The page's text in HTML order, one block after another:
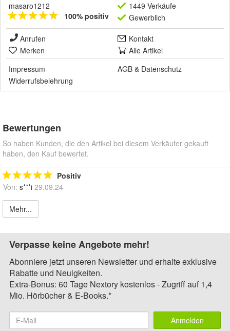
masaro1212
100% positiv
1449 Verkäufe
Gewerblich
Anrufen
Kontakt
Merken
Alle Artikel
Impressum
AGB & Datenschutz
Widerrufsbelehrung
Bewertungen
So haben Kunden, die den Artikel bei diesem Verkäufer gekauft
haben, den Kauf bewertet.
Positiv
Von: s***i 29.09.24
Mehr...
Verpasse keine Angebote mehr!
Abonniere jetzt unseren Newsletter und erhalte exklusive
Rabatte und Neuigkeiten.
Extra-Bonus: 60 Tage Nextory kostenlos - Zugriff auf 1,4
Mio. Hörbücher & E-Books.*
Anmelden